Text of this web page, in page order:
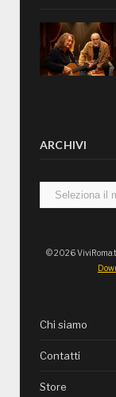
ARCHIVI
Archivi
© 2026
Chi siamo
Contatti
Store